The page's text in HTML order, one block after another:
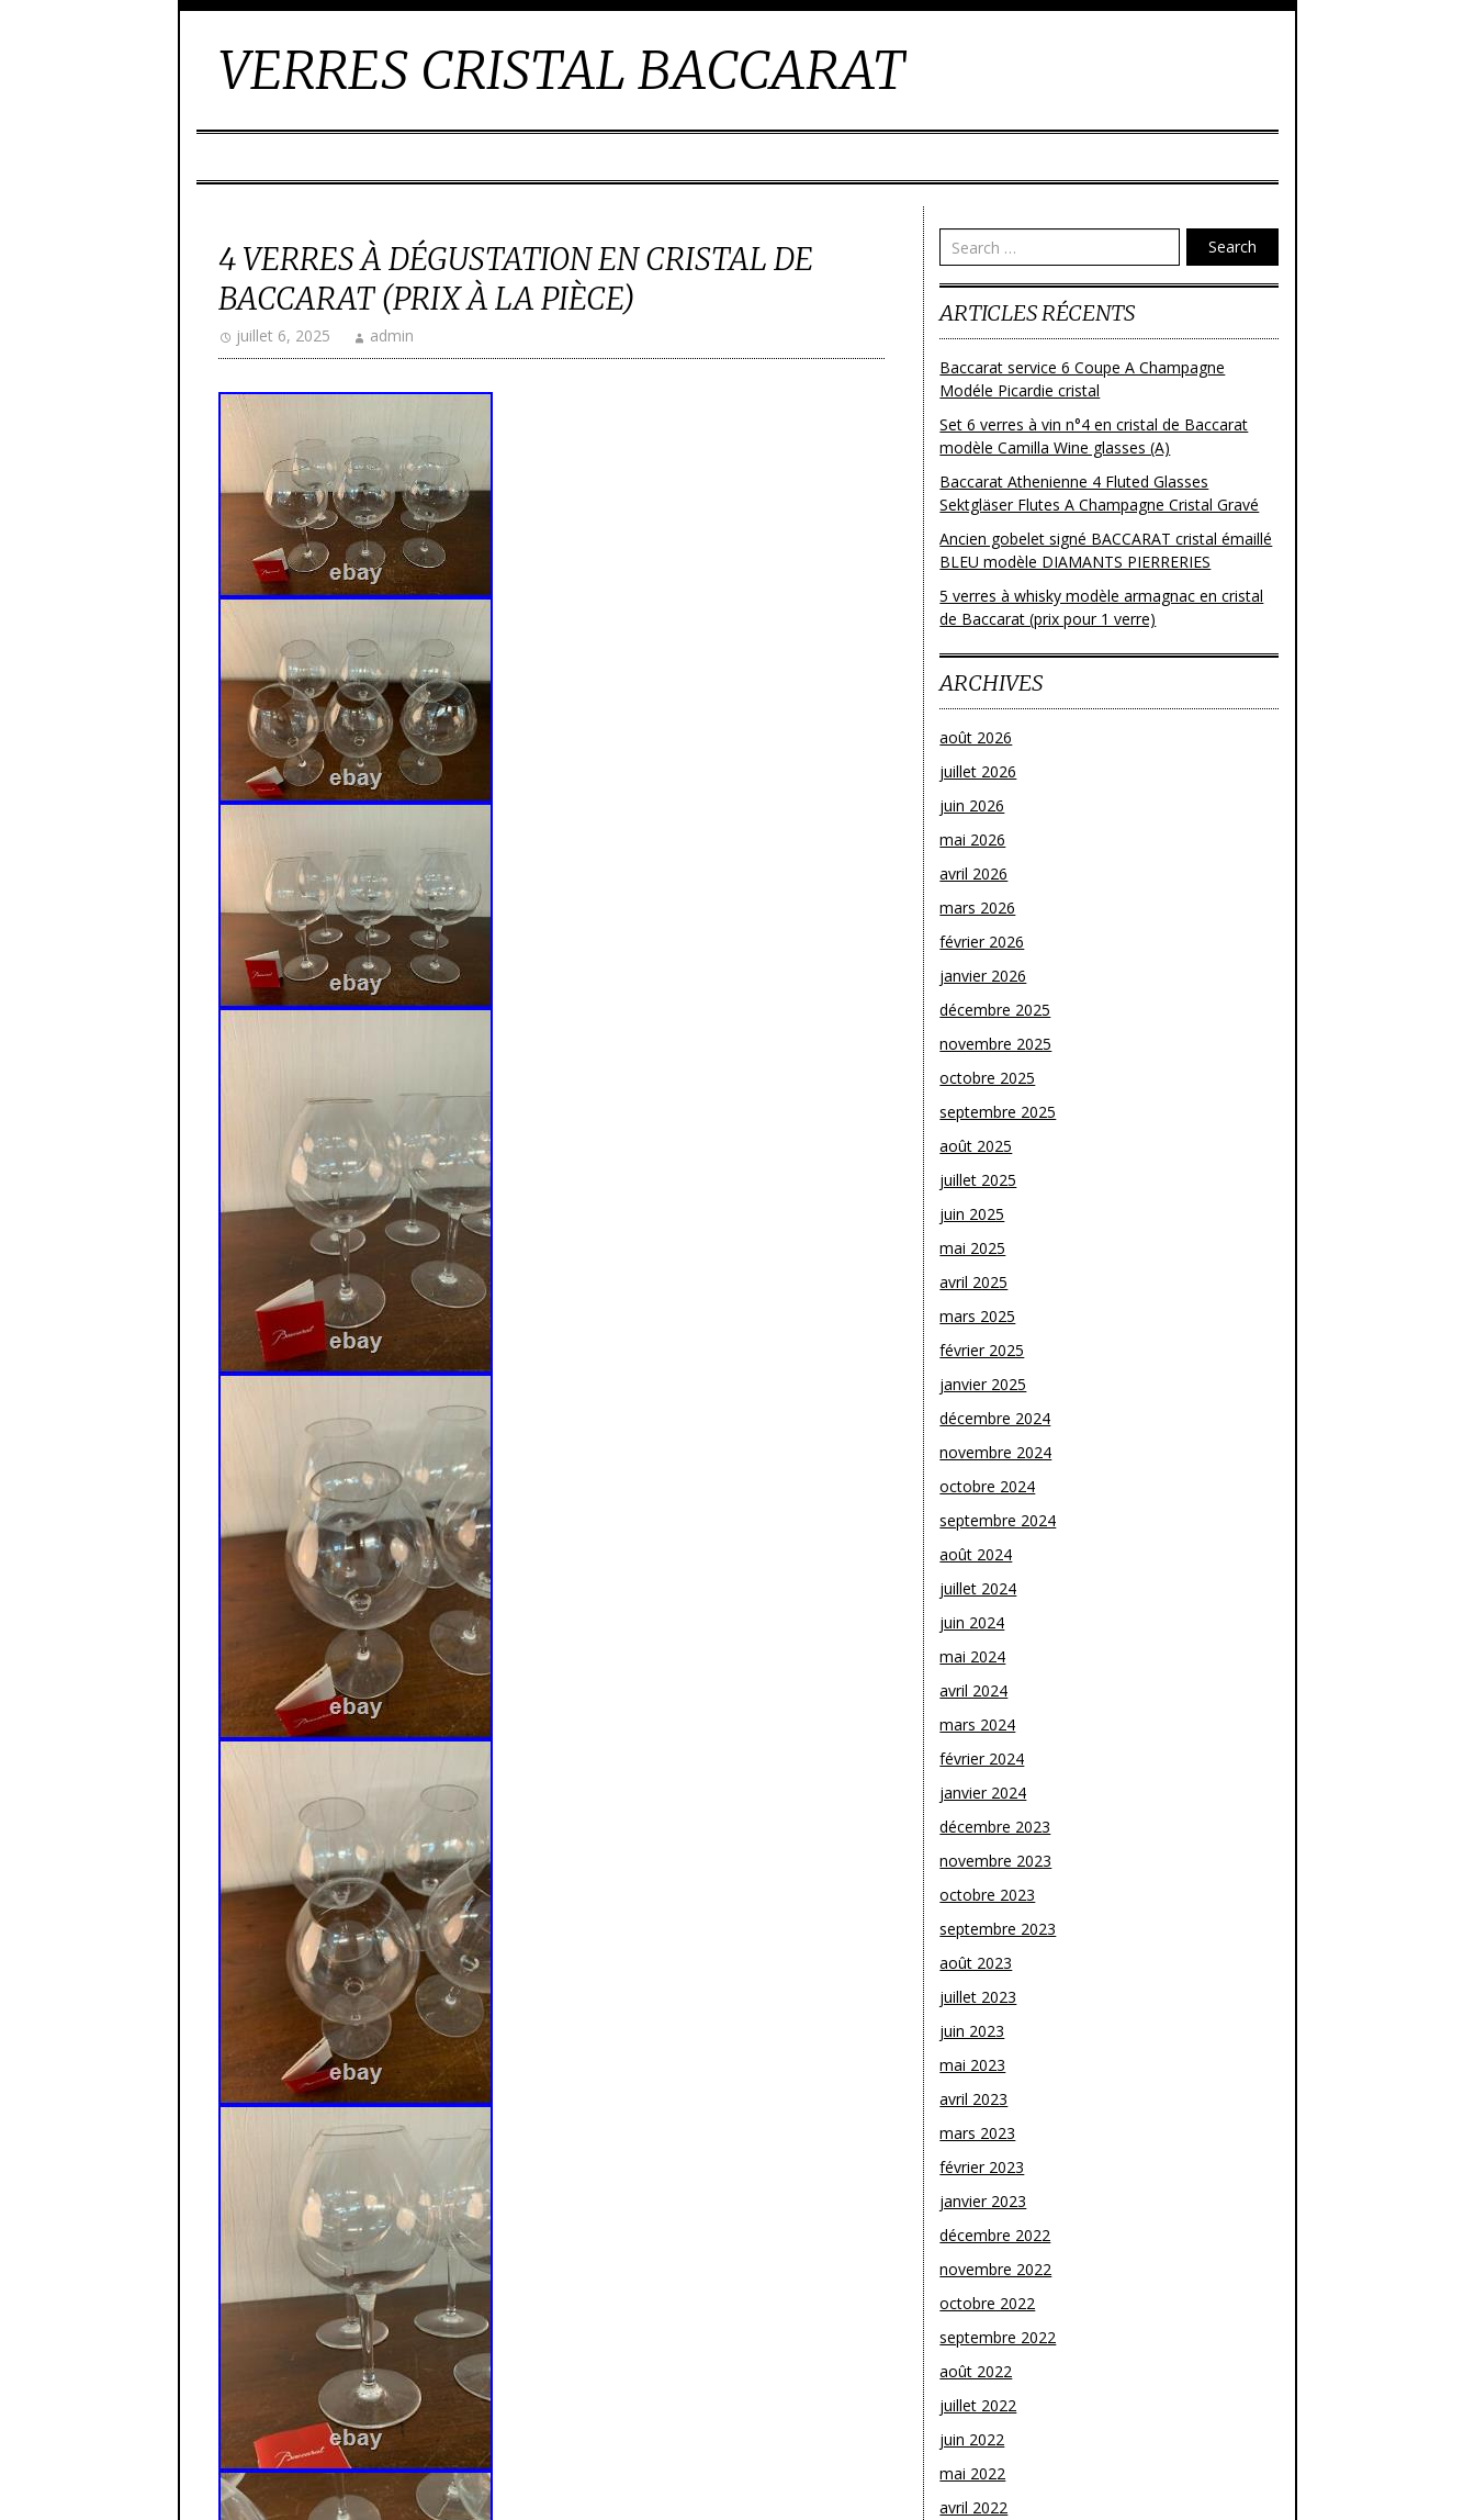
VERRES CRISTAL BACCARAT
4 VERRES À DÉGUSTATION EN CRISTAL DE
BACCARAT (PRIX À LA PIÈCE)
juillet 6, 2025 admin
Search
ARTICLES RÉCENTS
Baccarat service 6 Coupe A Champagne
Modéle Picardie cristal
Set 6 verres à vin n°4 en cristal de Baccarat
modèle Camilla Wine glasses (A)
Baccarat Athenienne 4 Fluted Glasses
Sektgläser Flutes A Champagne Cristal Gravé
Ancien gobelet signé BACCARAT cristal émaillé
BLEU modèle DIAMANTS PIERRERIES
5 verres à whisky modèle armagnac en cristal
de Baccarat (prix pour 1 verre)
ARCHIVES
août 2026
juillet 2026
juin 2026
mai 2026
avril 2026
mars 2026
février 2026
janvier 2026
décembre 2025
novembre 2025
octobre 2025
septembre 2025
août 2025
juillet 2025
juin 2025
mai 2025
avril 2025
mars 2025
février 2025
janvier 2025
décembre 2024
novembre 2024
octobre 2024
septembre 2024
août 2024
juillet 2024
juin 2024
mai 2024
avril 2024
mars 2024
février 2024
janvier 2024
décembre 2023
novembre 2023
octobre 2023
septembre 2023
août 2023
juillet 2023
juin 2023
mai 2023
avril 2023
mars 2023
février 2023
janvier 2023
décembre 2022
novembre 2022
octobre 2022
septembre 2022
août 2022
juillet 2022
juin 2022
mai 2022
avril 2022